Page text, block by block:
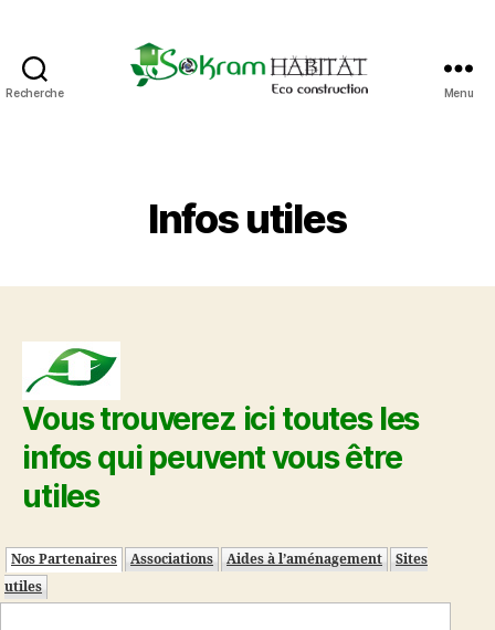
Recherche Menu
Infos utiles
Vous trouverez ici toutes les
infos qui peuvent vous être
utiles
Nos Partenaires Associations Aides à l’aménagement
Sites
utiles